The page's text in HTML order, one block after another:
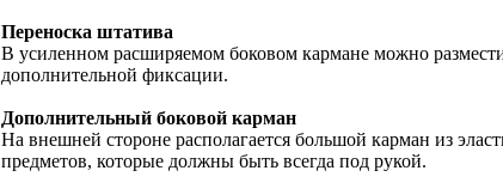
Переноска штатива
В усиленном расширяемом боковом кармане можно
дополнительной фиксации.
Дополнительный боковой карман
На внешней стороне располагается большой карман из
предметов, которые должны быть всегда под рукой.